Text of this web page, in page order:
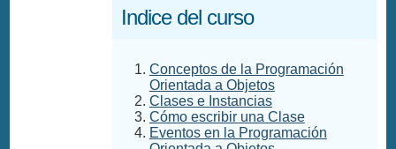
Indice del curso
Conceptos de la Programación
Orientada a Objetos
Clases e Instancias
Cómo escribir una Clase
Eventos en la Programación